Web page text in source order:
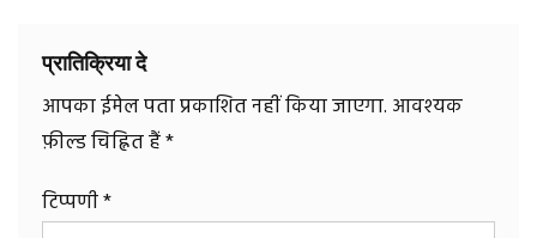
प्रातिक्रिया दे
आपका ईमेल पता प्रकाशित नहीं किया जाएगा. आवश्यक
फ़ील्ड चिह्नित हैं*
टिप्पणी*